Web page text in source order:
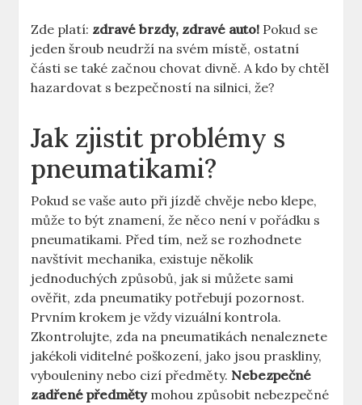
Zde platí: zdravé brzdy, zdravé auto! Pokud se
jeden šroub neudrží na svém místě, ostatní
části se také začnou chovat divně. A kdo by chtěl
hazardovat s bezpečností na silnici, že?
Jak zjistit problémy s
pneumatikami?
Pokud se vaše auto při jízdě chvěje nebo klepe,
může to být znamení, že něco není v pořádku s
pneumatikami. Před tím, než se rozhodnete
navštívit mechanika, existuje několik
jednoduchých způsobů, jak si můžete sami
ověřit, zda pneumatiky potřebují pozornost.
Prvním krokem je vždy vizuální kontrola.
Zkontrolujte, zda na pneumatikách nenaleznete
jakékoli viditelné poškození, jako jsou praskliny,
vybouleniny nebo cizí předměty. Nebezpečné
zadřené předmětymohou způsobit nebezpečné